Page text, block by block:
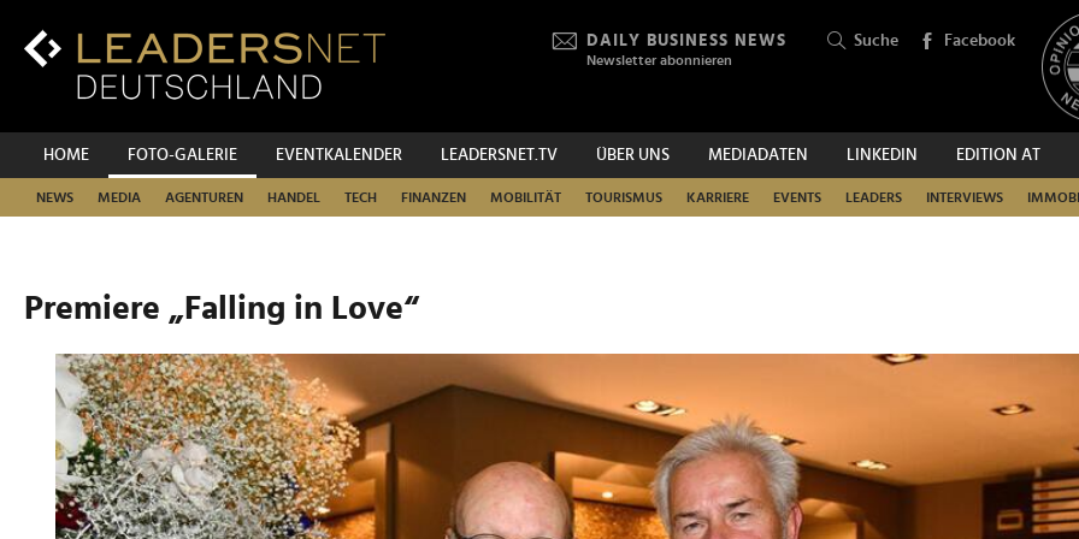
Inhalt
Hauptnavigation
DAILY BUSINESS NEWS
Newsletter abonnieren
Suche Facebook
HOME FOTO-GALERIE EVENTKALENDER LEADERSNET.TV ÜBER UNS MEDIADATEN LINKEDIN EDITION AT
NEWS MEDIA AGENTUREN HANDEL TECH FINANZEN MOBILITÄT TOURISMUS KARRIERE EVENTS LEADERS INTERVIEWS
SUCHEN
Premiere „Falling in Love“